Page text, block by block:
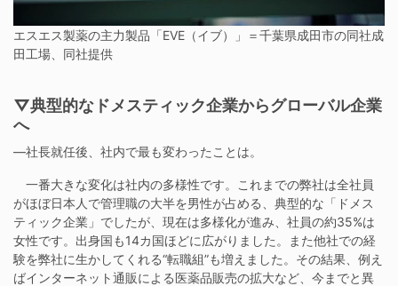
エスエス製薬の主力製品「EVE（イブ）」＝千葉県成田市の同社成
田工場、同社提供
▽典型的なドメスティック企業からグローバル企業
へ
―社長就任後、社内で最も変わったことは。
一番大きな変化は社内の多様性です。これまでの弊社は全社員
がほぼ日本人で管理職の大半を男性が占める、典型的な「ドメス
ティック企業」でしたが、現在は多様化が進み、社員の約35%は
女性です。出身国も14カ国ほどに広がりました。また他社での経
験を弊社に生かしてくれる“転職組”も増えました。その結果、例え
ばインターネット通販による医薬品販売の拡大など、今までと異